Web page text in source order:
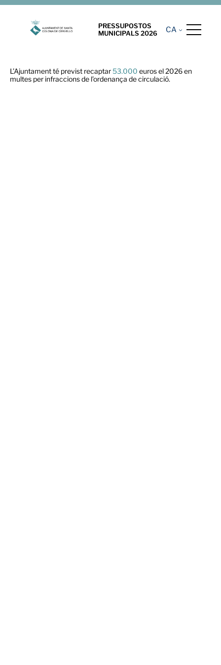
PRESSUPOSTOS
MUNICIPALS 2026
CA
L’Ajuntament té previst recaptar 53.000 euros el 2026 en
multes per infraccions de l’ordenança de circulació.